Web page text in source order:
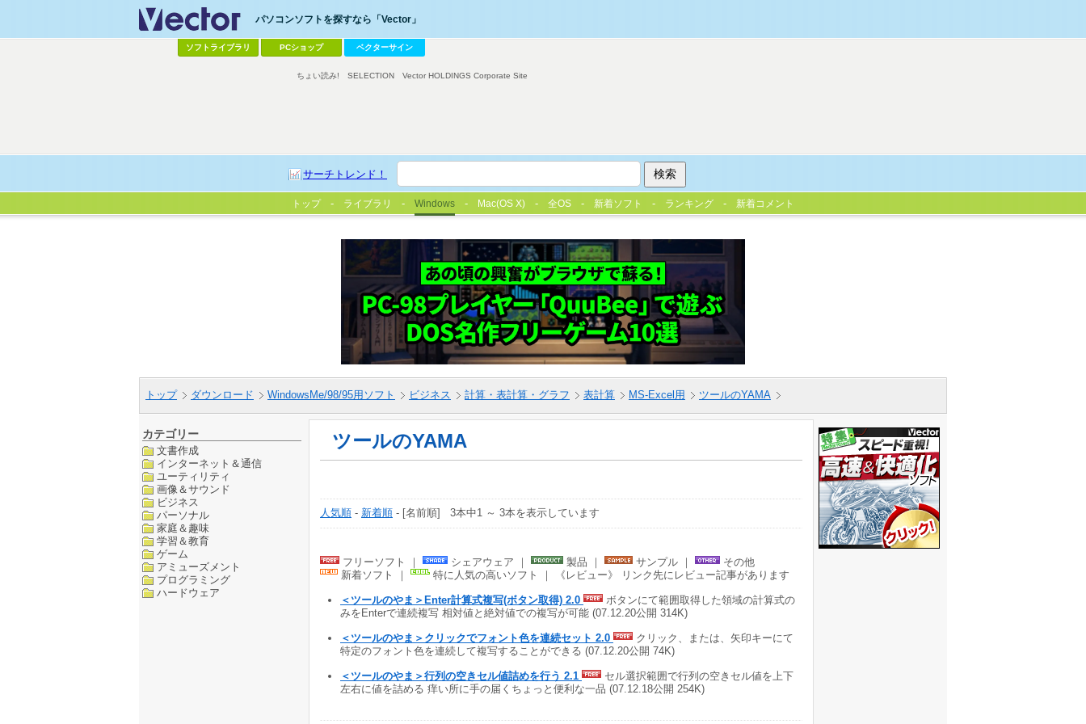
パソコンソフトを探すなら「Vector」
ソフトライブラリ PCショップ ベクターサイン
サーチトレンド！
ちょい読み! SELECTION Vector HOLDINGS Corporate Site
トップ ライブラリ Windows Mac(OS X) 全OS 新着ソフト ランキング 新着コメント
トップ ダウンロード WindowsMe/98/95用ソフト ビジネス 計算・表計算・グラフ 表計算 MS-Excel用 ツールのYAMA
カテゴリー
文書作成
インターネット＆通信
ユーティリティ
画像＆サウンド
ビジネス
パーソナル
家庭＆趣味
学習＆教育
ゲーム
アミューズメント
プログラミング
ハードウェア
ツールのYAMA
人気順 - 新着順 - [名前順] 3本中1 ～ 3本を表示しています
フリーソフト ｜ シェアウェア ｜ 製品 ｜ サンプル ｜
その他
新着ソフト ｜
特に人気の高いソフト ｜ 《レビュー》 リンク先にレビュー記事があります
＜ツールのやま＞Enter計算式複写(ボタン取得) 2.0
ボタンにて範囲取得した領域の計算式の
みをEnterで連続複写 相対値と絶対値での複写が可能 (07.12.20公開 314K)
＜ツールのやま＞クリックでフォント色を連続セット 2.0
クリック、または、矢印キーにて
特定のフォント色を連続して複写することができる (07.12.20公開 74K)
＜ツールのやま＞行列の空きセル値詰めを行う 2.1
セル選択範囲で行列の空きセル値を上下
左右に値を詰める 痒い所に手の届くちょっと便利な一品 (07.12.18公開 254K)